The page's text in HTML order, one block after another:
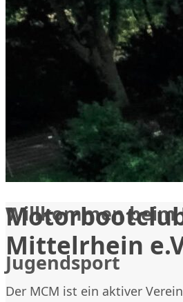
Willkommen beim
Jugendsport
Mittelrhein
Der MCM ist ein aktiver